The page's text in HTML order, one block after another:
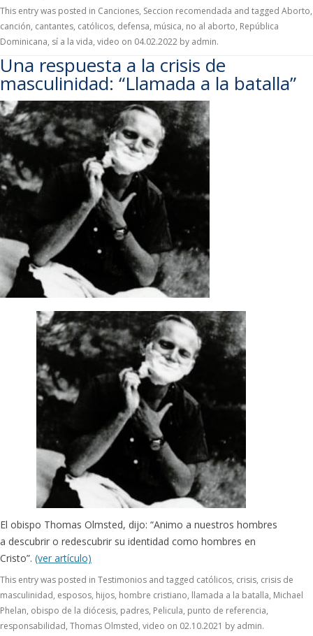
This entry was posted in Canciones, Seccion recomendada and tagged Aborto,
canción, cantantes, católicos, defensa, música, no al aborto, República
Dominicana, sí a la vida, video on 04.02.2022 by admin.
Una respuesta a la crisis de
masculinidad: “Llamada a la batalla”
El obispo Thomas Olmsted, dijo: “Animo a nuestros hombres
a descubrir o redescubrir su identidad como hombres en
Cristo”. (ver artículo)
This entry was posted in Testimonios and tagged católicos, crisis, crisis de
masculinidad, esposos, hijos, hombre cristiano, llamada a la batalla, Michael
Phelan, obispo de la diócesis, padres, Pelicula, punto de referencia,
responsabilidad, Thomas Olmsted, video on 02.10.2021 by admin.